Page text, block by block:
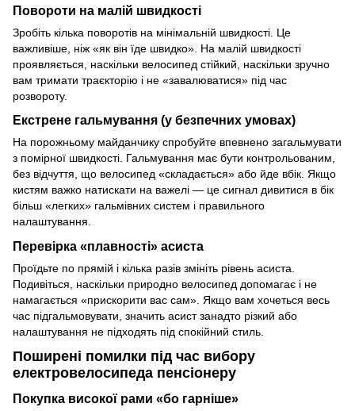
Повороти на малій швидкості
Зробіть кілька поворотів на мінімальній швидкості. Це
важливіше, ніж «як він їде швидко». На малій швидкості
проявляється, наскільки велосипед стійкий, наскільки зручно
вам тримати траєкторію і не «завалюватися» під час
розвороту.
Екстрене гальмування (у безпечних умовах)
На порожньому майданчику спробуйте впевнено загальмувати
з помірної швидкості. Гальмування має бути контрольованим,
без відчуття, що велосипед «складається» або йде вбік. Якщо
кистям важко натискати на важелі — це сигнал дивитися в бік
більш «легких» гальмівних систем і правильного
налаштування.
Перевірка «плавності» асиста
Проїдьте по прямій і кілька разів змініть рівень асиста.
Подивіться, наскільки природно велосипед допомагає і не
намагається «прискорити вас сам». Якщо вам хочеться весь
час підгальмовувати, значить асист занадто різкий або
налаштування не підходять під спокійний стиль.
Поширені помилки під час вибору
електровелосипеда пенсіонеру
Покупка високої рами «бо гарніше»